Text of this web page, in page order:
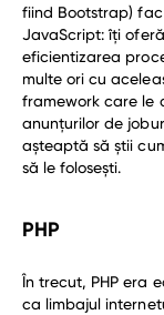
fiind Bootstrap) fac
JavaScript: îți
eficientizarea
multe ori cu
framework care le
anunțurilor de
așteaptă să știi
să le folosești.
PHP
În trecut, PHP era
ca limbajul